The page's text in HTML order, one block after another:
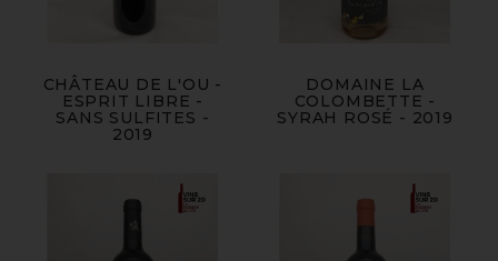
CHÂTEAU DE L'OU -
ESPRIT LIBRE -
SANS SULFITES -
2019
DOMAINE LA
COLOMBETTE -
SYRAH ROSÉ - 2019